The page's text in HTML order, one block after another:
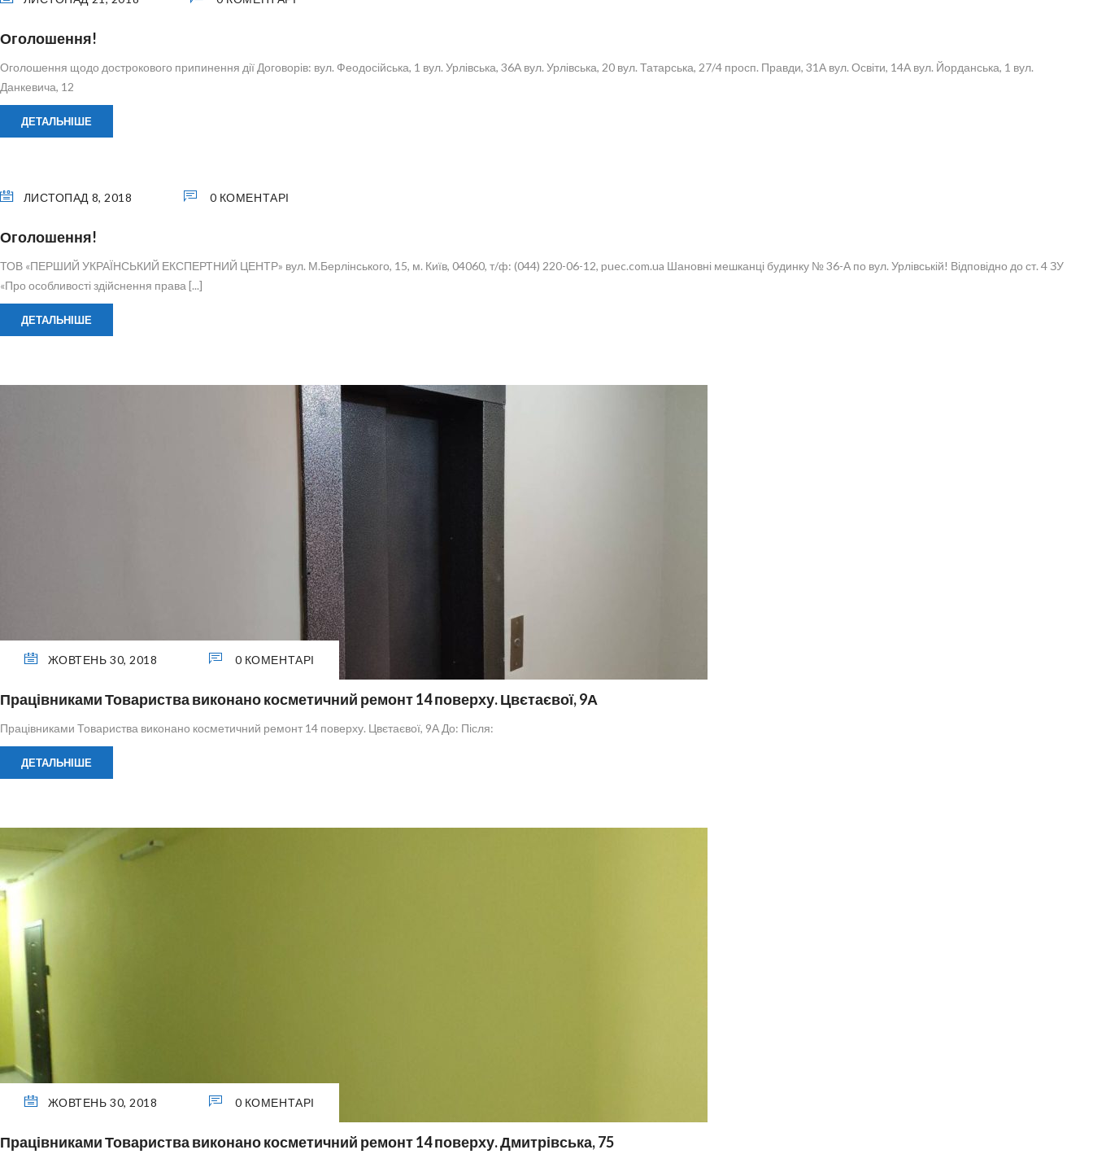
Оголошення!
Оголошення щодо дострокового припинення дії Договорів: вул. Феодосійська, 1 вул. Урлівська, 36А вул. Урлівська, 20 вул. Татарська, 27/4 просп. Правди, 31А вул. Освіти, 14А вул. Йорданська, 1 вул.
Данкевича, 12
ДЕТАЛЬНІШЕ
ЛИСТОПАД 8, 2018 0 КОМЕНТАРІ
Оголошення!
ТОВ «ПЕРШИЙ УКРАЇНСЬКИЙ ЕКСПЕРТНИЙ ЦЕНТР» вул. М.Берлінського, 15, м. Київ, 04060, т/ф: (044) 220-06-12, puec.com.ua Шановні мешканці будинку № 36-А по вул. Урлівській! Відповідно до ст. 4 ЗУ
«Про особливості здійснення права [...]
ДЕТАЛЬНІШЕ
ЖОВТЕНЬ 30, 2018 0 КОМЕНТАРІ
Працівниками Товариства виконано косметичний ремонт 14 поверху. Цвєтаєвої, 9А
Працівниками Товариства виконано косметичний ремонт 14 поверху. Цвєтаєвої, 9А До: Після:
ДЕТАЛЬНІШЕ
ЖОВТЕНЬ 30, 2018 0 КОМЕНТАРІ
Працівниками Товариства виконано косметичний ремонт 14 поверху. Дмитрівська, 75